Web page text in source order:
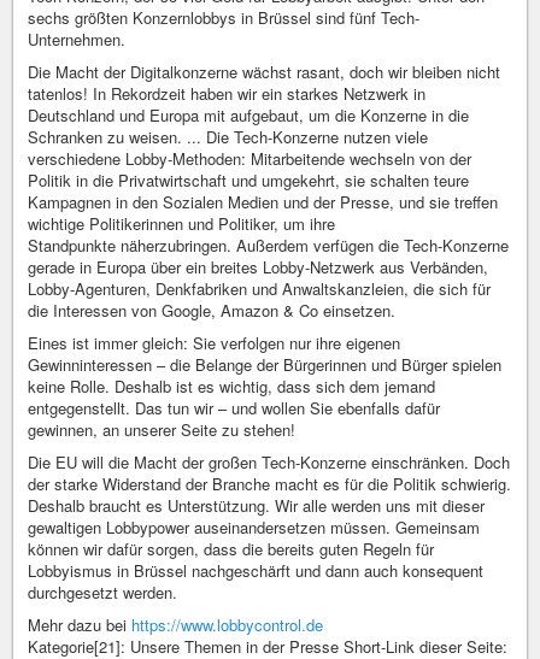
sechs größten Konzernlobbys in Brüssel sind fünf Tech-
Unternehmen.
Die Macht der Digitalkonzerne wächst rasant, doch wir bleiben nicht
tatenlos! In Rekordzeit haben wir ein starkes Netzwerk in
Deutschland und Europa mit aufgebaut, um die Konzerne in die
Schranken zu weisen. ... Die Tech-Konzerne nutzen viele
verschiedene Lobby-Methoden: Mitarbeitende wechseln von der
Politik in die Privatwirtschaft und umgekehrt, sie schalten teure
Kampagnen in den Sozialen Medien und der Presse, und sie treffen
wichtige Politikerinnen und Politiker, um ihre
Standpunkte näherzubringen. Außerdem verfügen die Tech-Konzerne
gerade in Europa über ein breites Lobby-Netzwerk aus Verbänden,
Lobby-Agenturen, Denkfabriken und Anwaltskanzleien, die sich für
die Interessen von Google, Amazon & Co einsetzen.
Eines ist immer gleich: Sie verfolgen nur ihre eigenen
Gewinninteressen – die Belange der Bürgerinnen und Bürger spielen
keine Rolle. Deshalb ist es wichtig, dass sich dem jemand
entgegenstellt. Das tun wir – und wollen Sie ebenfalls dafür
gewinnen, an unserer Seite zu stehen!
Die EU will die Macht der großen Tech-Konzerne einschränken. Doch
der starke Widerstand der Branche macht es für die Politik schwierig.
Deshalb braucht es Unterstützung. Wir alle werden uns mit dieser
gewaltigen Lobbypower auseinandersetzen müssen. Gemeinsam
können wir dafür sorgen, dass die bereits guten Regeln für
Lobbyismus in Brüssel nachgeschärft und dann auch konsequent
durchgesetzt werden.
Mehr dazu bei https://www.lobbycontrol.de
Kategorie[21]: Unsere Themen in der Presse Short-Link dieser Seite: